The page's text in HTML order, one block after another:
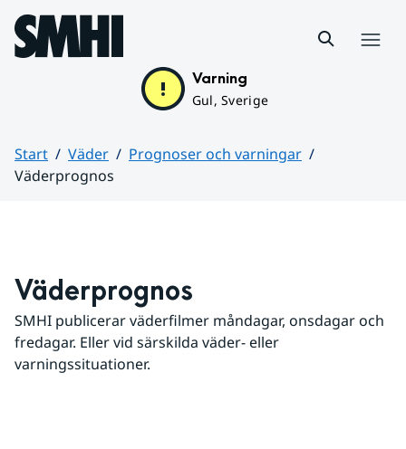
Hoppa till sidans innehåll
Varning
Gul, Sverige
Start Väder
Prognoser och varningar
Väderprognos
Väderprognos
SMHI publicerar väderfilmer måndagar, onsdagar och
fredagar. Eller vid särskilda väder- eller
varningssituationer.